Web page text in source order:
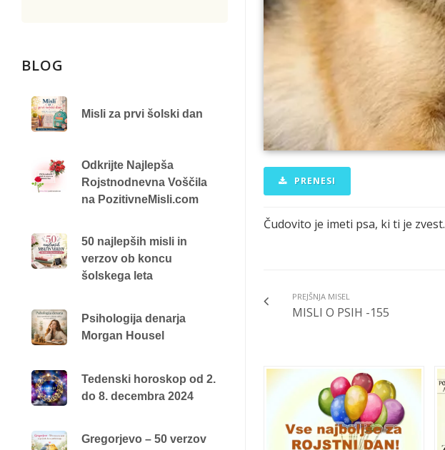
PRENESI
Čudovito je imeti psa, ki ti je zvest.
PREJŠNJA MISEL
MISLI O PSIH -155
BLOG
Misli za prvi šolski dan
Odkrijte Najlepša
Rojstnodnevna Voščila
na PozitivneMisli.com
50 najlepših misli in
verzov ob koncu
šolskega leta
Psihologija denarja
Morgan Housel
Tedenski horoskop od 2.
do 8. decembra 2024
Gregorjevo – 50 verzov